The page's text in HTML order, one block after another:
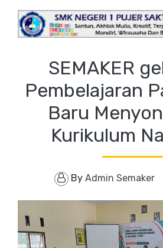
SEMAKER
Pembelajaran
Baru
Kurikulum
By Admin Semaker